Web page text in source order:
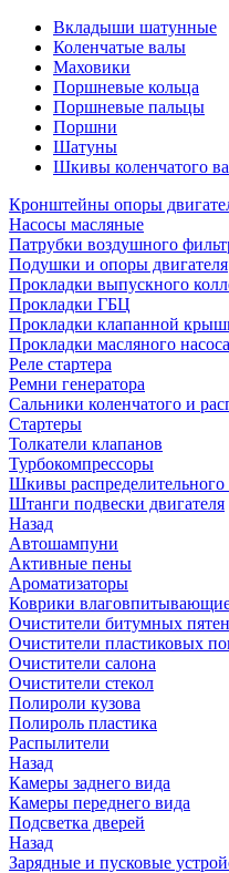
Вкладыши шатунные
Коленчатые валы
Маховики
Поршневые кольца
Поршневые пальцы
Поршни
Шатуны
Шкивы коленчатого
Кронштейны опоры
Насосы масляные
Патрубки воздушного
Подушки и опоры двигателя
Прокладки выпускного
Прокладки ГБЦ
Прокладки клапанной
Прокладки масляного насоса
Реле стартера
Ремни генератора
Сальники коленчатого и
Стартеры
Толкатели клапанов
Турбокомпрессоры
Шкивы распределительного
Штанги подвески двигателя
Назад
Автошампуни
Активные пены
Ароматизаторы
Коврики
Очистители битумных пятен
Очистители пластиковых
Очистители салона
Очистители стекол
Полироли кузова
Полироль пластика
Распылители
Назад
Камеры заднего вида
Камеры переднего вида
Подсветка дверей
Назад
Зарядные и пусковые